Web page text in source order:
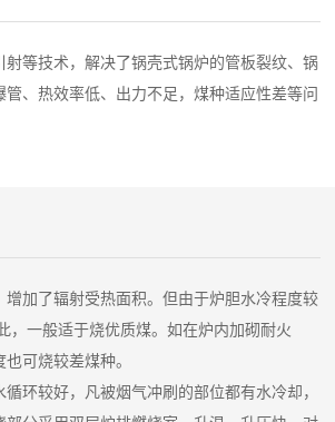
等技术，解决了锅壳式锅炉的管板裂纹、锅
、热效率低、出力不足，煤种适应性差等问
加了辐射受热面积。但由于炉胆水冷程度较
，一般适于烧优质煤。如在炉内加砌耐火
可烧较差煤种。
环较好，凡被烟气冲刷的部位都有水冷却，